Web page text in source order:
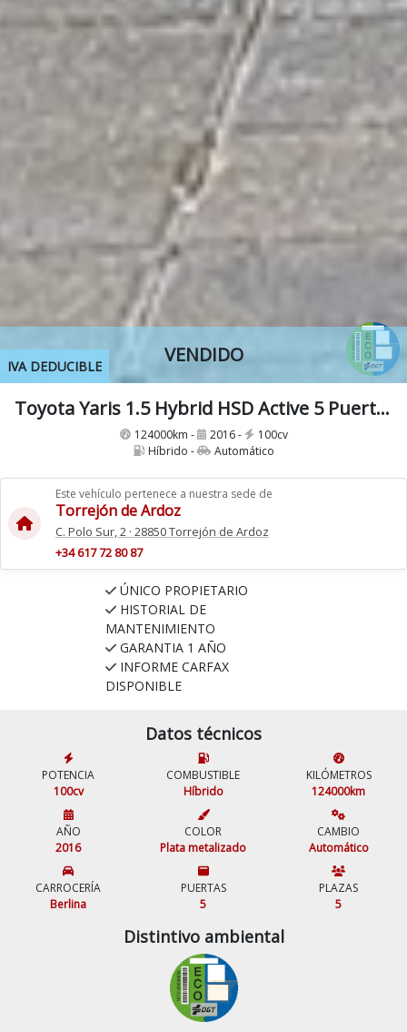
VENDIDO
IVA DEDUCIBLE
Toyota Yaris 1.5 Hybrid HSD Active 5 Puertas (Eléctrico, Gasolina) Etiqueta Eco
124000km - 2016 -
100cv
Híbrido -
Automático
Este vehículo pertenece a nuestra sede de
Torrejón de Ardoz
C. Polo Sur, 2 · 28850 Torrejón de Ardoz
+34 617 72 80 87
ÚNICO PROPIETARIO
HISTORIAL DE
MANTENIMIENTO
GARANTIA 1 AÑO
INFORME CARFAX
DISPONIBLE
Datos técnicos
POTENCIA
100cv
COMBUSTIBLE
Híbrido
KILÓMETROS
124000km
AÑO
2016
COLOR
Plata metalizado
CAMBIO
Automático
CARROCERÍA
Berlina
PUERTAS
5
PLAZAS
5
Distintivo ambiental